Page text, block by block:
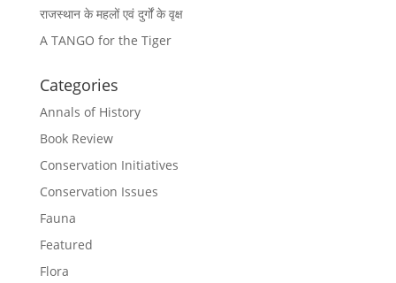
राजस्थान के महलों एवं दुर्गों के वृक्ष
A TANGO for the Tiger
Categories
Annals of History
Book Review
Conservation Initiatives
Conservation Issues
Fauna
Featured
Flora